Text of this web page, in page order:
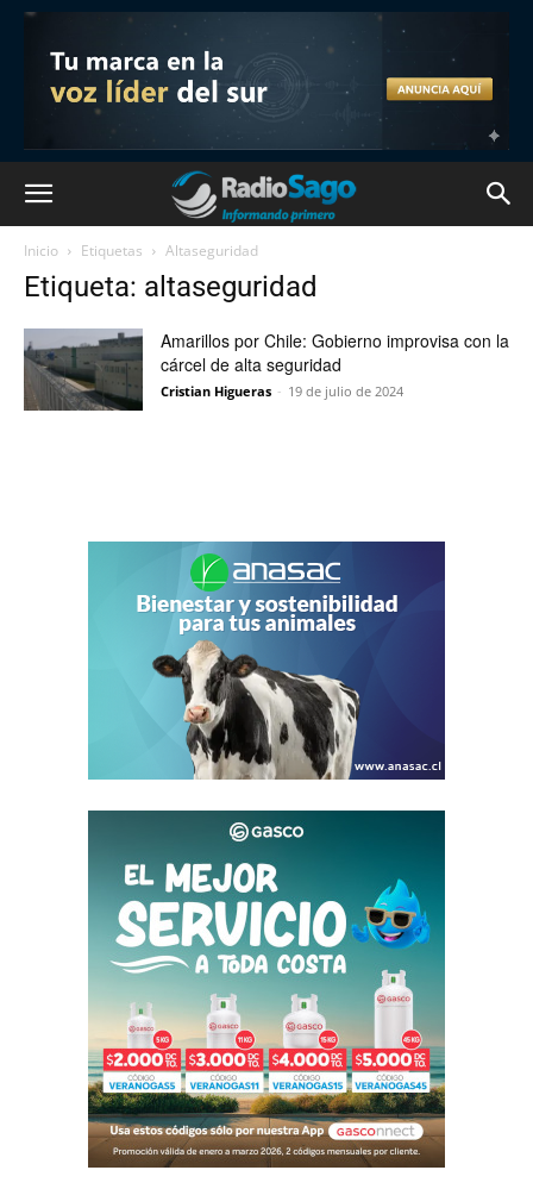
Inicio Etiquetas Altaseguridad
Etiqueta: altaseguridad
Amarillos por Chile: Gobierno improvisa con la
cárcel de alta seguridad
Cristian Higueras - 19 de julio de 2024